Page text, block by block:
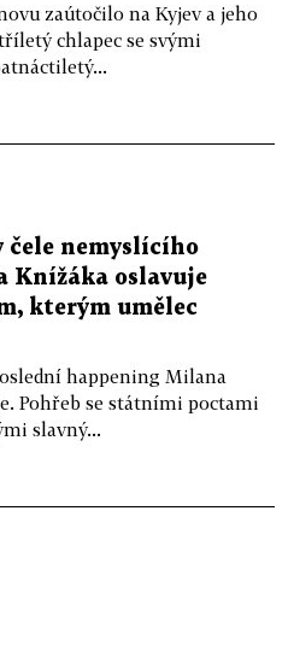
zaútočilo na Kyjev a jeho
chlapec se svými
čele nemyslícího
Knížáka oslavuje
kterým umělec
happening Milana
Pohřeb se státními poctami
slavný...